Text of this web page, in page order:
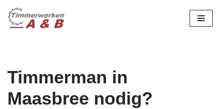
Ga
Timmerman in
Maasbree nodig?